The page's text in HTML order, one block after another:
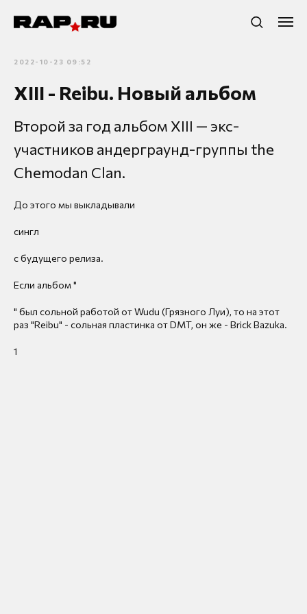
2022-10-23 09:52
XIII - Reibu. Новый альбом
Второй за год альбом XIII — экс-
участников андерграунд-группы the
Chemodan Clan.
До этого мы выкладывали
сингл
с будущего релиза.
Если альбом "
" был сольной работой от Wudu (Грязного Луи), то на этот
раз "Reibu" - сольная пластинка от DMT, он же - Brick Bazuka.
1